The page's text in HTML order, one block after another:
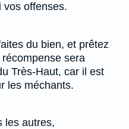
vos offenses.
du bien, et prêtez
sera
Très-Haut, car il est
les méchants.
les autres,